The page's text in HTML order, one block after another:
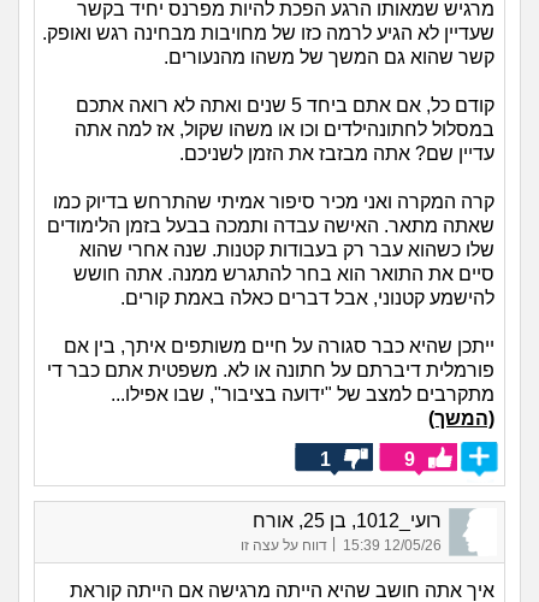
מרגיש שמאותו הרגע הפכת להיות מפרנס יחיד בקשר
שעדיין לא הגיע לרמה כזו של מחויבות מבחינה רגש ואופק.
קשר שהוא גם המשך של משהו מהנעורים.
קודם כל, אם אתם ביחד 5 שנים ואתה לא רואה אתכם
במסלול לחתונהילדים וכו או משהו שקול, אז למה אתה
עדיין שם? אתה מבזבז את הזמן לשניכם.
קרה המקרה ואני מכיר סיפור אמיתי שהתרחש בדיוק כמו
שאתה מתאר. האישה עבדה ותמכה בבעל בזמן הלימודים
שלו כשהוא עבר רק בעבודות קטנות. שנה אחרי שהוא
סיים את התואר הוא בחר להתגרש ממנה. אתה חושש
להישמע קטנוני, אבל דברים כאלה באמת קורים.
ייתכן שהיא כבר סגורה על חיים משותפים איתך, בין אם
פורמלית דיברתם על חתונה או לא. משפטית אתם כבר די
מתקרבים למצב של "ידועה בציבור", שבו אפילו...
(המשך)
9
1
רועי_1012, בן 25, אורח
12/05/26 15:39
| דווח על עצה זו
איך אתה חושב שהיא הייתה מרגישה אם הייתה קוראת